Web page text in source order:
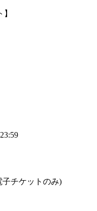
チケットのみ)